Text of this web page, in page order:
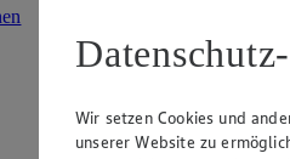
Je
Wir setzen Cookies und
unserer Website zu